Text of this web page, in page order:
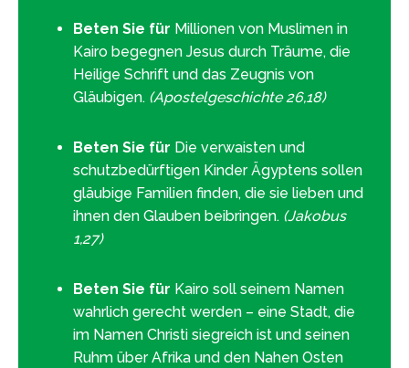
Beten Sie für Millionen von Muslimen in
Kairo begegnen Jesus durch Träume, die
Heilige Schrift und das Zeugnis von
Gläubigen. (Apostelgeschichte 26,18)
Beten Sie für Die verwaisten und
schutzbedürftigen Kinder Ägyptens sollen
gläubige Familien finden, die sie lieben und
ihnen den Glauben beibringen. (Jakobus
1,27)
Beten Sie für Kairo soll seinem Namen
wahrlich gerecht werden – eine Stadt, die
im Namen Christi siegreich ist und seinen
Ruhm über Afrika und den Nahen Osten